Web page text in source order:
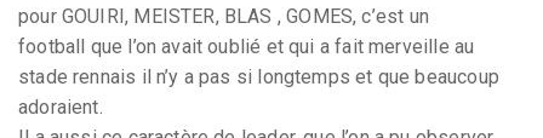
pour GOUIRI, MEISTER, BLAS , GOMES, c’est un
football que l’on avait oublié et qui a fait merveille au
stade rennais il n’y a pas si longtemps et que beaucoup
adoraient.